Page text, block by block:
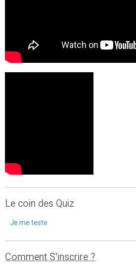
Le coin des Quiz
Je me teste
Comment S'inscrire ?